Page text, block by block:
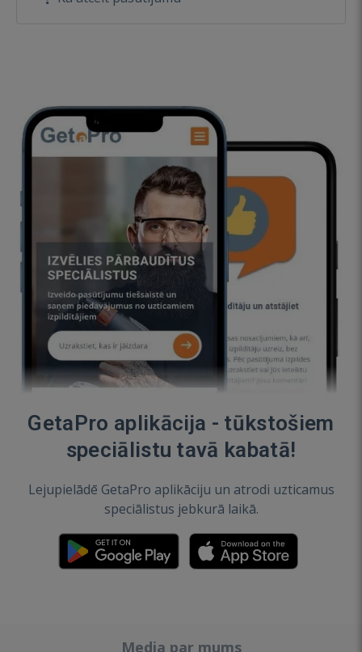
GetaPro aplikācija - tūkstošiem
speciālistu tavā kabatā!
Lejupielādē GetaPro aplikāciju un atrodi uzticamus
speciālistus jebkurā laikā.
Media par mums